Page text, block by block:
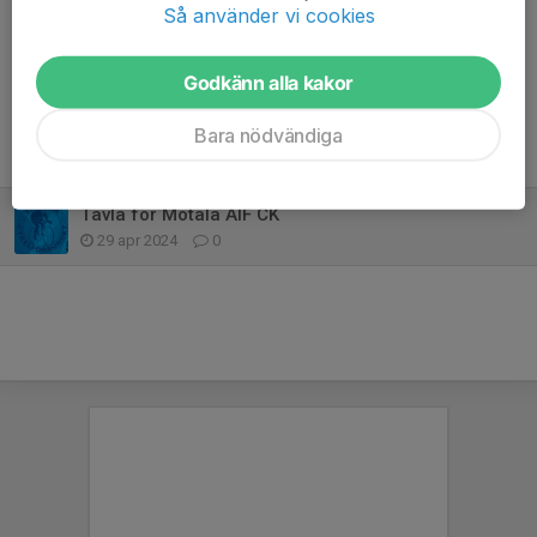
Tävla för Motala AIF CK
29 apr 2024 0
Så använder vi cookies
Godkänn alla kakor
Bara nödvändiga